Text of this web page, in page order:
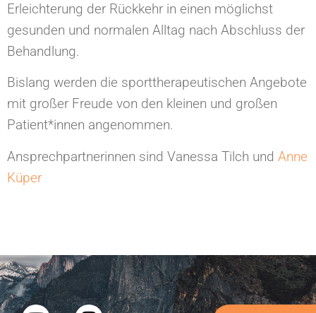
Erleichterung der Rückkehr in einen möglichst
gesunden und normalen Alltag nach Abschluss der
Behandlung.
Bislang werden die sporttherapeutischen Angebote
mit großer Freude von den kleinen und großen
Patient*innen angenommen.
Ansprechpartnerinnen sind Vanessa Tilch und Anne
Küper